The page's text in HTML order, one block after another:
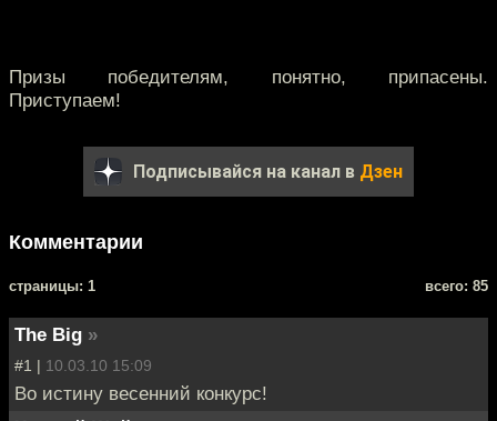
Призы победителям, понятно, припасены.
Приступаем!
Подписывайся на канал в Дзен
Комментарии
cтраницы: 1 всего: 85
The Big »
#1 | 10.03.10 15:09
Во истину весенний конкурс!